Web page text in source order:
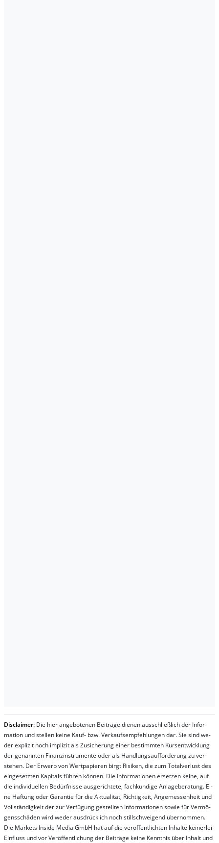
Dis­clai­mer: Die hier an­ge­bo­te­nen Bei­trä­ge die­nen aus­schließ­lich der In­for­
ma­t­ion und stel­len kei­ne Kauf- bzw. Ver­kaufs­em­pfeh­lung­en dar. Sie sind we­
der ex­pli­zit noch im­pli­zit als Zu­sich­er­ung ei­ner be­stim­mt­en Kurs­ent­wick­lung
der ge­nan­nt­en Fi­nanz­in­stru­men­te oder als Handl­ungs­auf­for­der­ung zu ver­
steh­en. Der Er­werb von Wert­pa­pier­en birgt Ri­si­ken, die zum To­tal­ver­lust des
ein­ge­setz­ten Ka­pi­tals füh­ren kön­nen. Die In­for­ma­tion­en er­setz­en kei­ne, auf
die in­di­vi­du­el­len Be­dür­fnis­se aus­ge­rich­te­te, fach­kun­di­ge An­la­ge­be­ra­tung. Ei­
ne Haf­tung oder Ga­ran­tie für die Ak­tu­ali­tät, Rich­tig­keit, An­ge­mes­sen­heit und
Vol­lständ­ig­keit der zur Ver­fü­gung ge­stel­lt­en In­for­ma­tion­en so­wie für Ver­mö­
gens­schä­den wird we­der aus­drück­lich noch stil­lschwei­gend über­nom­men.
Die Mar­kets In­side Me­dia GmbH hat auf die ver­öf­fent­lich­ten In­hal­te kei­ner­lei
Ein­fluss und vor Ver­öf­fent­lich­ung der Bei­trä­ge kei­ne Ken­nt­nis über In­halt und